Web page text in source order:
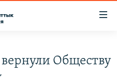
Обществу